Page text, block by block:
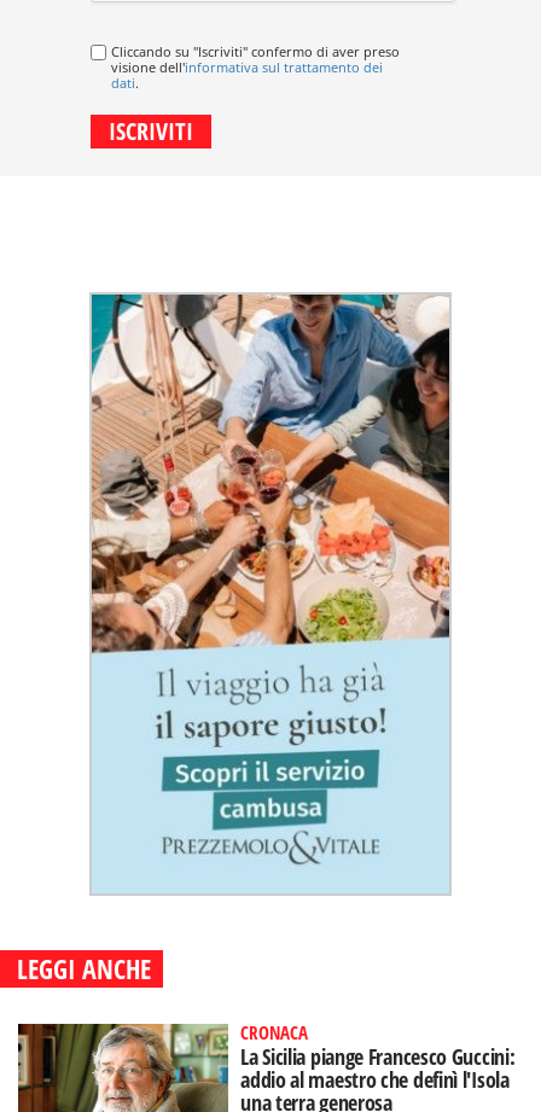
Cliccando su "Iscriviti" confermo di aver preso
visione dell'informativa sul trattamento dei
dati.
LEGGI ANCHE
CRONACA
La Sicilia piange Francesco Guccini:
addio al maestro che definì l'Isola
una terra generosa